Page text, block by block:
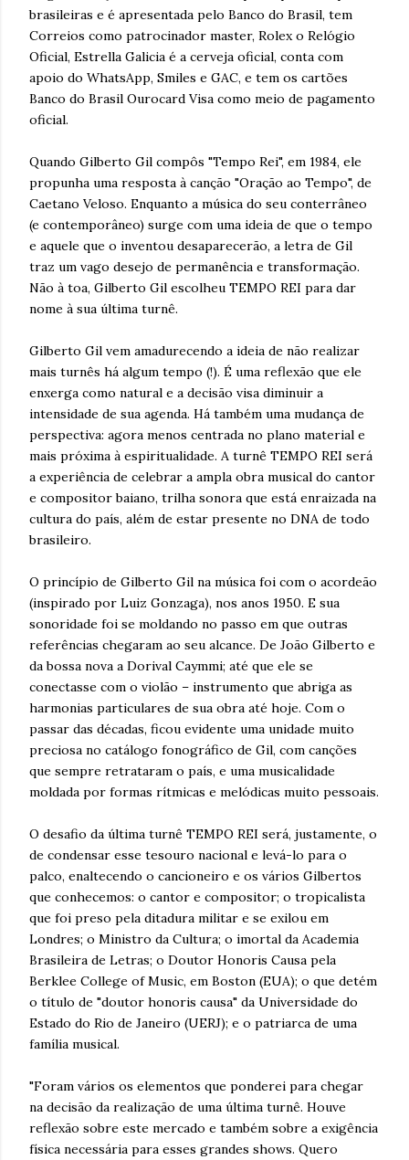
brasileiras e é apresentada pelo Banco do Brasil, tem
Correios como patrocinador master, Rolex o Relógio
Oficial, Estrella Galicia é a cerveja oficial, conta com
apoio do WhatsApp, Smiles e GAC, e tem os cartões
Banco do Brasil Ourocard Visa como meio de pagamento
oficial.
Quando Gilberto Gil compôs "Tempo Rei", em 1984, ele
propunha uma resposta à canção "Oração ao Tempo", de
Caetano Veloso. Enquanto a música do seu conterrâneo
(e contemporâneo) surge com uma ideia de que o tempo
e aquele que o inventou desaparecerão, a letra de Gil
traz um vago desejo de permanência e transformação.
Não à toa, Gilberto Gil escolheu TEMPO REI para dar
nome à sua última turnê.
Gilberto Gil vem amadurecendo a ideia de não realizar
mais turnês há algum tempo (!). É uma reflexão que ele
enxerga como natural e a decisão visa diminuir a
intensidade de sua agenda. Há também uma mudança de
perspectiva: agora menos centrada no plano material e
mais próxima à espiritualidade. A turnê TEMPO REI será
a experiência de celebrar a ampla obra musical do cantor
e compositor baiano, trilha sonora que está enraizada na
cultura do país, além de estar presente no DNA de todo
brasileiro.
O princípio de Gilberto Gil na música foi com o acordeão
(inspirado por Luiz Gonzaga), nos anos 1950. E sua
sonoridade foi se moldando no passo em que outras
referências chegaram ao seu alcance. De João Gilberto e
da bossa nova a Dorival Caymmi; até que ele se
conectasse com o violão – instrumento que abriga as
harmonias particulares de sua obra até hoje. Com o
passar das décadas, ficou evidente uma unidade muito
preciosa no catálogo fonográfico de Gil, com canções
que sempre retrataram o país, e uma musicalidade
moldada por formas rítmicas e melódicas muito pessoais.
O desafio da última turnê TEMPO REI será, justamente, o
de condensar esse tesouro nacional e levá-lo para o
palco, enaltecendo o cancioneiro e os vários Gilbertos
que conhecemos: o cantor e compositor; o tropicalista
que foi preso pela ditadura militar e se exilou em
Londres; o Ministro da Cultura; o imortal da Academia
Brasileira de Letras; o Doutor Honoris Causa pela
Berklee College of Music, em Boston (EUA); o que detém
o título de "doutor honoris causa" da Universidade do
Estado do Rio de Janeiro (UERJ); e o patriarca de uma
família musical.
"Foram vários os elementos que ponderei para chegar
na decisão da realização de uma última turnê. Houve
reflexão sobre este mercado e também sobre a exigência
física necessária para esses grandes shows. Quero